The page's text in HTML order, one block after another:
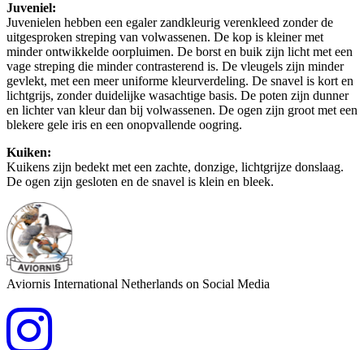
Juveniel:
Juvenielen hebben een egaler zandkleurig verenkleed zonder de
uitgesproken streping van volwassenen. De kop is kleiner met
minder ontwikkelde oorpluimen. De borst en buik zijn licht met een
vage streping die minder contrasterend is. De vleugels zijn minder
gevlekt, met een meer uniforme kleurverdeling. De snavel is kort en
lichtgrijs, zonder duidelijke wasachtige basis. De poten zijn dunner
en lichter van kleur dan bij volwassenen. De ogen zijn groot met een
blekere gele iris en een onopvallende oogring.
Kuiken:
Kuikens zijn bedekt met een zachte, donzige, lichtgrijze donslaag.
De ogen zijn gesloten en de snavel is klein en bleek.
Aviornis International Netherlands on Social Media